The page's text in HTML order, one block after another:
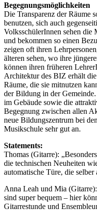
Begegnungsmöglichkeiten
Die Transparenz der Räume
benutzen, sich auch
VolksschülerInnen sehen
und bekommen so einen
zeigen oft ihren
älteren sehen, wo ihre
können ihren früheren
Architektur des BIZ erhält
Räume, die sie mitnutzen
der Bildung in der
im Gebäude sowie die
Begegnung zwischen allen
neue Bildungszentrum bei
Musikschule sehr gut an.
Statements:
Thomas (Gitarre):
die technischen Neuheiten
automatische Türe, die
Anna Leah und Mia
sind super bequem – hier
Gitarrestunde und